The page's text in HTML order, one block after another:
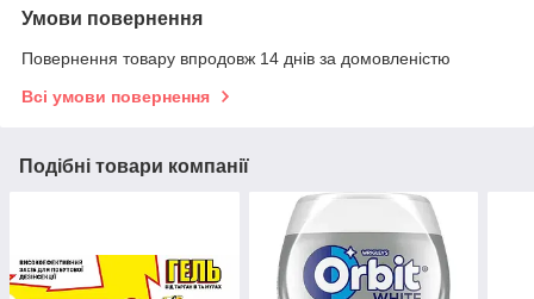
Умови повернення
Повернення товару впродовж 14 днів за домовленістю
Всі умови повернення
Подібні товари компанії